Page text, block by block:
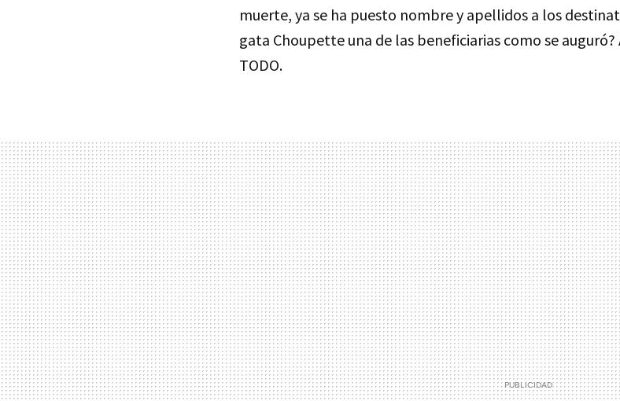
muerte, ya se ha puesto nombre y apellidos a los
gata Choupette una de las beneficiarias como se
TODO.